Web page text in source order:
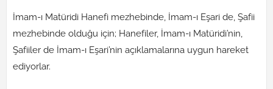
İmam-ı Matüridi Hanefi mezhebinde, İmam-ı Eşari de, Şafii
mezhebinde olduğu için; Hanefiler, İmam-ı Matüridi’nin,
Şafiiler de İmam-ı Eşari’nin açıklamalarına uygun hareket
ediyorlar.